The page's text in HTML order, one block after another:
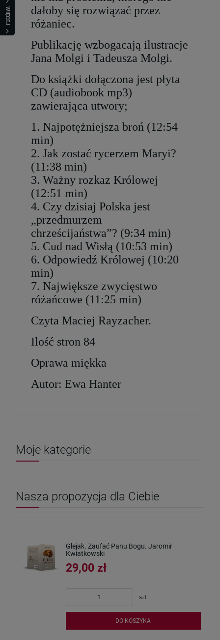
WIĘCEJ
dałoby się rozwiązać przez
różaniec.
Publikację wzbogacają ilustracje
Jana Molgi i Tadeusza Molgi.
Do książki dołączona jest płyta
CD (audiobook mp3)
zawierająca utwory;
1. Najpotężniejsza broń (12:54
min)
2. Jak zostać rycerzem Maryi?
(11:38 min)
3. Ważny rozkaz Królowej
(12:51 min)
4. Czy dzisiaj Polska jest
„przedmurzem
chrześcijaństwa”? (9:34 min)
5. Cud nad Wisłą (10:53 min)
6. Odpowiedź Królowej (10:20
min)
7. Największe zwycięstwo
różańcowe (11:25 min)
Czyta Maciej Rayzacher.
Ilość stron 84
Oprawa miękka
Autor: Ewa Hanter
Moje kategorie
Nasza propozycja dla Ciebie
Glejak. Zaufać Panu Bogu. Jaromir
Kwiatkowski
29,00 zł
szt.
DO KOSZYKA